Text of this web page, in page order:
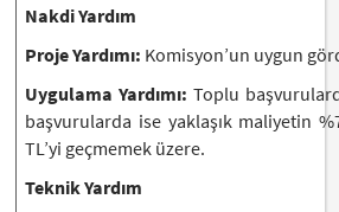
Nakdi Yardım
Proje Yardımı: Komisyon’un uygun
Uygulama Yardımı: Toplu
başvurularda ise yaklaşık maliyetin
TL’yi geçmemek üzere.
Teknik Yardım